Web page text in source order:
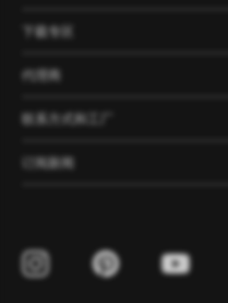
下载专区
代理商
联系方式和工厂
订阅新闻